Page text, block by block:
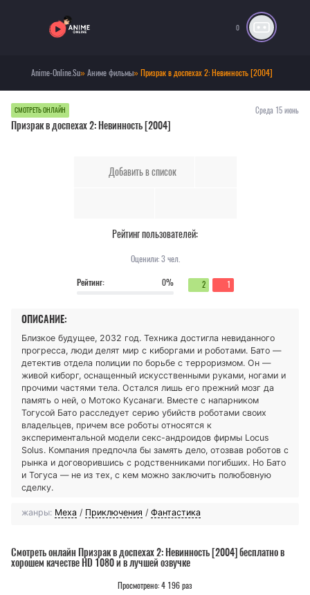
0
Anime-Online.Su»Аниме фильмы» Призрак в доспехах 2: Невинность [2004]
СМОТРЕТЬ ОНЛАЙН Среда 15 июнь
Призрак в доспехах 2: Невинность [2004]
Добавить в список
Рейтинг пользователей:
Оценили:3чел.
Рейтинг:
0% 2 1
ОПИСАНИЕ:
Близкое будущее, 2032 год. Техника достигла невиданного
прогресса, люди делят мир с киборгами и роботами. Бато —
детектив отдела полиции по борьбе с терроризмом. Он —
живой киборг, оснащенный искусственными руками, ногами и
прочими частями тела. Остался лишь его прежний мозг да
память о ней, о Мотоко Кусанаги. Вместе с напарником
Тогусой Бато расследует серию убийств роботами своих
владельцев, причем все роботы относятся к
экспериментальной модели секс-андроидов фирмы Locus
Solus. Компания предпочла бы замять дело, отозвав роботов с
рынка и договорившись с родственниками погибших. Но Бато
и Тогуса — не из тех, с кем можно заключить полюбовную
сделку.
жанры: Меха / Приключения / Фантастика
Смотреть онлайн Призрак в доспехах 2: Невинность [2004] бесплатно в
хорошем качестве HD 1080 и в лучшей озвучке
Просмотрено: 4 196 раз